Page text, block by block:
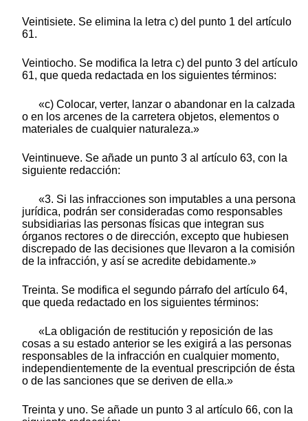
Veintisiete. Se elimina la letra c) del punto 1 del artículo
61.
Veintiocho. Se modifica la letra c) del punto 3 del artículo
61, que queda redactada en los siguientes términos:
«c) Colocar, verter, lanzar o abandonar en la calzada
o en los arcenes de la carretera objetos, elementos o
materiales de cualquier naturaleza.»
Veintinueve. Se añade un punto 3 al artículo 63, con la
siguiente redacción:
«3. Si las infracciones son imputables a una persona
jurídica, podrán ser consideradas como responsables
subsidiarias las personas físicas que integran sus
órganos rectores o de dirección, excepto que hubiesen
discrepado de las decisiones que llevaron a la comisión
de la infracción, y así se acredite debidamente.»
Treinta. Se modifica el segundo párrafo del artículo 64,
que queda redactado en los siguientes términos:
«La obligación de restitución y reposición de las
cosas a su estado anterior se les exigirá a las personas
responsables de la infracción en cualquier momento,
independientemente de la eventual prescripción de ésta
o de las sanciones que se deriven de ella.»
Treinta y uno. Se añade un punto 3 al artículo 66, con la